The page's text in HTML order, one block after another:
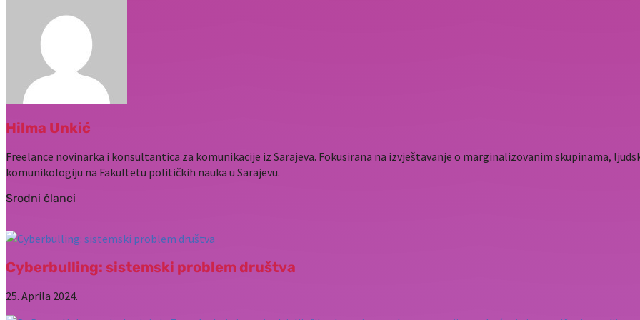
Hilma Unkić
Freelance novinarka i konsultantica za komunikacije iz Sarajeva. Fokusirana na izvještavanje o marginalizovanim skupinama,
komunikologiju na Fakultetu političkih nauka u Sarajevu.
Srodni članci
Cyberbulling: sistemski problem društva
25. Aprila 2024.